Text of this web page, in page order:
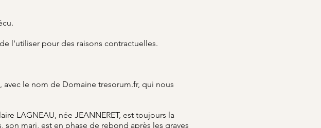
l'utiliser pour des raisons contractuelles.
le nom de Domaine tresorum.fr, qui nous
LAGNEAU, née JEANNERET, est toujours la
mari, est en phase de rebond après les graves